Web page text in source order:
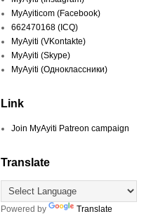
MyAyiticom (Facebook)
662470168 (ICQ)
MyAyiti (VKontakte)
MyAyiti (Skype)
MyAyiti (Одноклассники)
Link
Join MyAyiti Patreon campaign
Translate
Powered by Translate